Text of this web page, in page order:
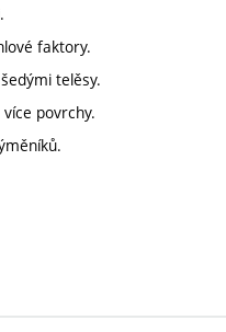
faktory.
telěsy.
povrchy.